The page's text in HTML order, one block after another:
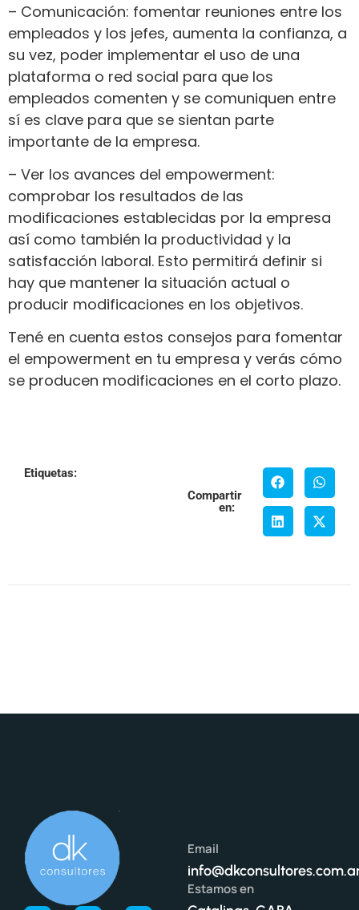
– Comunicación: fomentar reuniones entre los
empleados y los jefes, aumenta la confianza, a
su vez, poder implementar el uso de una
plataforma o red social para que los
empleados comenten y se comuniquen entre
sí es clave para que se sientan parte
importante de la empresa.
– Ver los avances del empowerment:
comprobar los resultados de las
modificaciones establecidas por la empresa
así como también la productividad y la
satisfacción laboral. Esto permitirá definir si
hay que mantener la situación actual o
producir modificaciones en los objetivos.
Tené en cuenta estos consejos para fomentar
el empowerment en tu empresa y verás cómo
se producen modificaciones en el corto plazo.
Etiquetas:
Compartir
en:
Email
Estamos en